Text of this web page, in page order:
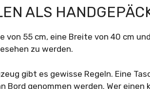
ALS
von 55 cm, eine Breite von 40 cm
zu werden.
gibt es gewisse Regeln. Eine
genommen werden. Wer einen